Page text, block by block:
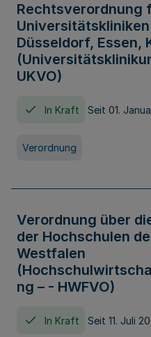
Rechtsverordnung
Düsseldorf, Essen,
UKVO)
In Kraft Seit 01.
Verordnung
Verordnung über
der Hochschulen
Westfalen
ng – - HWFVO)
In Kraft Seit 11. Juli